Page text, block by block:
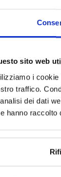
sito web
i
traffico.
dei dati
hanno raccolto
Hugo Insurance
Italia in regime
abilitata in Italia,
di polizze r.c.
non